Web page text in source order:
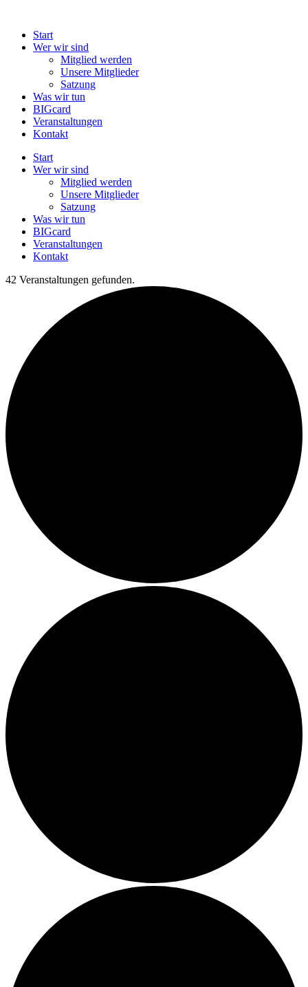
springenStart
Wer wir sind
Mitglied werden
Unsere Mitglieder
Satzung
Was wir tun
BIGcard
Veranstaltungen
Kontakt
Start
Wer wir sind
Mitglied werden
Unsere Mitglieder
Satzung
Was wir tun
BIGcard
Veranstaltungen
Kontakt
42 Veranstaltungen gefunden.